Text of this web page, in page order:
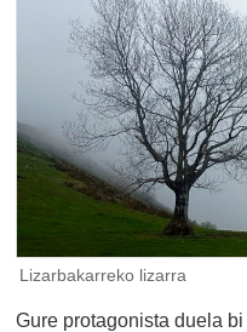
Lizarbakarreko lizarra
Gure protagonista duela